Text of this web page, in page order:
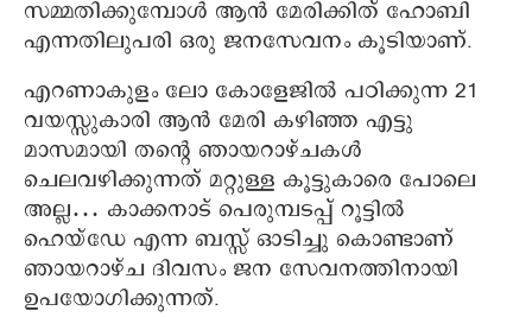
സമ്മതിക്കുമ്പോള്‍ ആന്‍ മേരിക്കിത് ഹോബി
എന്നതിലുപരി ഒരു ജനസേവനം കൂടിയാണ്.
എറണാകുളം ലോ കോളേജില്‍ പഠിക്കുന്ന 21
വയസ്സുകാരി ആന്‍ മേരി കഴിഞ്ഞ എട്ടു
മാസമായി തന്റെ ഞായറാഴ്ചകള്‍
ചെലവഴിക്കുന്നത് മറ്റുള്ള കൂട്ടുകാരെ പോലെ
അല്ല… കാക്കനാട് പെരുമ്പടപ്പ് റൂട്ടില്‍
ഹെയ്‌ഡേ എന്ന ബസ്സ് ഓടിച്ചു കൊണ്ടാണ്
ഞായറാഴ്ച ദിവസം ജന സേവനത്തിനായി
ഉപയോഗിക്കുന്നത്.